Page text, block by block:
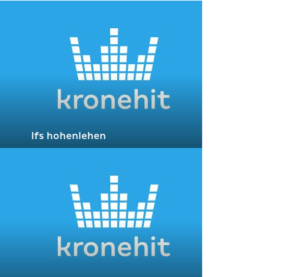
lfs hohenlehen